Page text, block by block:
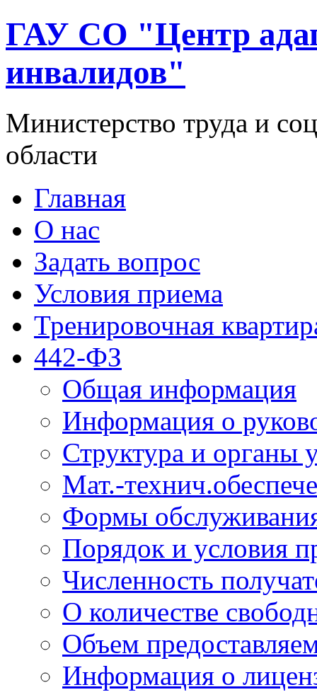
ГАУ СО "Центр
инвалидов"
Министерство труда и
области
Главная
О нас
Задать вопрос
Условия приема
Тренировочная
442-ФЗ
Общая информация
Информация о
Структура и органы
Мат.-
Формы
Порядок и условия
Численность
О количестве
Объем
Информация о